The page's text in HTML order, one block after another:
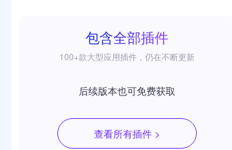
包含全部插件
100+款大型应用插件，仍在不断更新
后续版本也可免费获取
查看所有插件 >